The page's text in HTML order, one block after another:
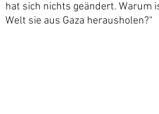
hat sich nichts geändert. Warum
Welt sie aus Gaza herausholen?“